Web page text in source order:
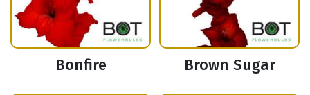
Bonfire Brown Sugar